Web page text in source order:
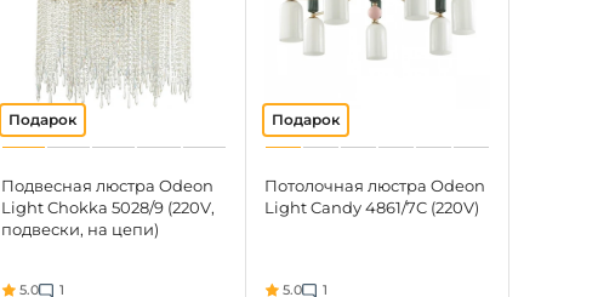
Подвесная люстра Odeon
Light Chokka 5028/9 (220V,
подвески, на цепи)
5.0 1
Потолочная люстра Odeon
Light Candy 4861/7C (220V)
5.0 1